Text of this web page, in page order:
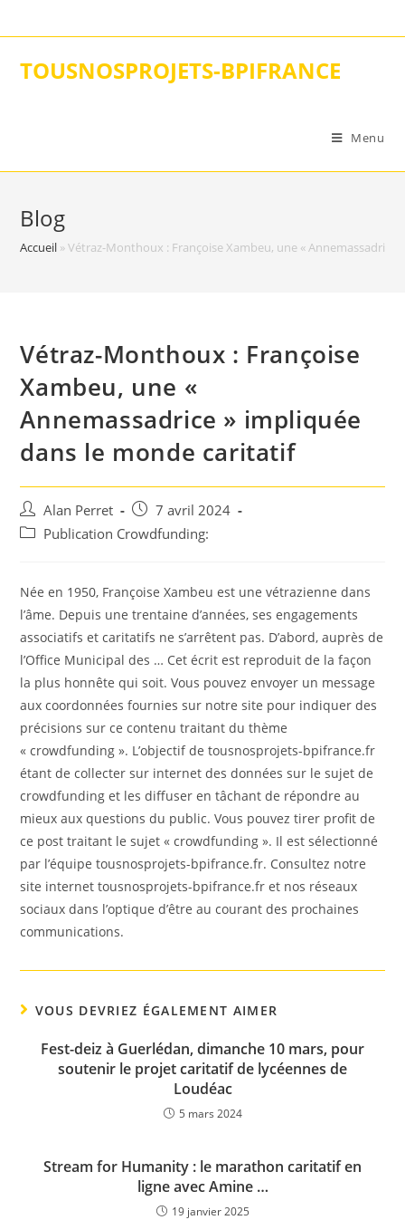
to
TOUSNOSPROJETS-BPIFRANCE
Menu
Blog
Accueil »Vétraz-Monthoux : Françoise Xambeu, une «
Vétraz-Monthoux : Françoise
Xambeu, une «
Annemassadrice » impliquée
dans le monde caritatif
Auteur/autrice
de
Alan Perret
Post
published:
7 avril 2024
PostPublication Crowdfunding:
Née en 1950, Françoise Xambeu est une vétrazienne dans
l’âme. Depuis une trentaine d’années, ses engagements
associatifs et caritatifs ne s’arrêtent pas. D’abord, auprès de
l’Office Municipal des … Cet écrit est reproduit de la façon
la plus honnête qui soit. Vous pouvez envoyer un message
aux coordonnées fournies sur notre site pour indiquer des
précisions sur ce contenu traitant du thème
« crowdfunding ». L’objectif de tousnosprojets-bpifrance.fr
étant de collecter sur internet des données sur le sujet de
crowdfunding et les diffuser en tâchant de répondre au
mieux aux questions du public. Vous pouvez tirer profit de
ce post traitant le sujet « crowdfunding ». Il est sélectionné
par l’équipe tousnosprojets-bpifrance.fr. Consultez notre
site internet tousnosprojets-bpifrance.fr et nos réseaux
sociaux dans l’optique d’être au courant des prochaines
communications.
VOUS DEVRIEZ ÉGALEMENT AIMER
Fest-deiz à Guerlédan, dimanche 10 mars, pour
soutenir le projet caritatif de lycéennes de
Loudéac
5 mars 2024
Stream for Humanity : le marathon caritatif en
ligne avec Amine …
19 janvier 2025